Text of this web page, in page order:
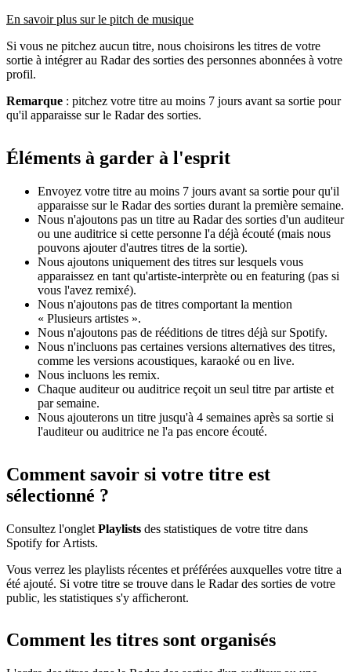
En savoir plus sur le pitch de musique
Si vous ne pitchez aucun titre, nous choisirons les titres de votre
sortie à intégrer au Radar des sorties des personnes abonnées à votre
profil.
Remarque : pitchez votre titre au moins 7 jours avant sa sortie pour
qu'il apparaisse sur le Radar des sorties.
Éléments à garder à l'esprit
Envoyez votre titre au moins 7 jours avant sa sortie pour qu'il
apparaisse sur le Radar des sorties durant la première semaine.
Nous n'ajoutons pas un titre au Radar des sorties d'un auditeur
ou une auditrice si cette personne l'a déjà écouté (mais nous
pouvons ajouter d'autres titres de la sortie).
Nous ajoutons uniquement des titres sur lesquels vous
apparaissez en tant qu'artiste-interprète ou en featuring (pas si
vous l'avez remixé).
Nous n'ajoutons pas de titres comportant la mention
« Plusieurs artistes ».
Nous n'ajoutons pas de rééditions de titres déjà sur Spotify.
Nous n'incluons pas certaines versions alternatives des titres,
comme les versions acoustiques, karaoké ou en live.
Nous incluons les remix.
Chaque auditeur ou auditrice reçoit un seul titre par artiste et
par semaine.
Nous ajouterons un titre jusqu'à 4 semaines après sa sortie si
l'auditeur ou auditrice ne l'a pas encore écouté.
Comment savoir si votre titre est
sélectionné ?
Consultez l'onglet Playlists des statistiques de votre titre dans
Spotify for Artists.
Vous verrez les playlists récentes et préférées auxquelles votre titre a
été ajouté. Si votre titre se trouve dans le Radar des sorties de votre
public, les statistiques s'y afficheront.
Comment les titres sont organisés